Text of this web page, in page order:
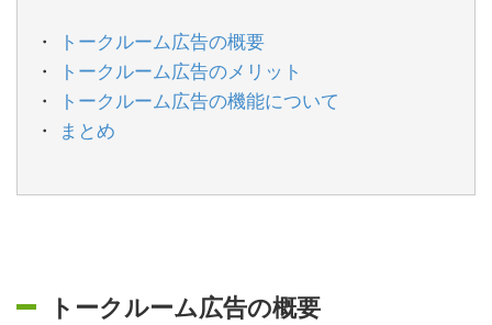
トークルーム広告の概要
トークルーム広告のメリット
トークルーム広告の機能について
まとめ
トークルーム広告の概要